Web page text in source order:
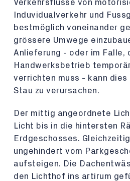
Verkehrsflüsse von
Induvidualverkehr und
bestmöglich voneinander
grössere Umwege
Anlieferung - oder im Falle,
Handwerksbetrieb
verrichten muss - kann dies
Stau zu verursachen.
Der mittig angeordnete
Licht bis in die hintersten
Erdgeschosses.
ungehindert vom
aufsteigen. Die
den Lichthof ins artirum